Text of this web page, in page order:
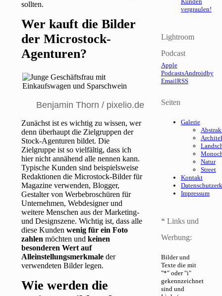
sollten.
Wer kauft die Bilder
der Microstock-
Agenturen?
Benjamin Thorn / pixelio.de
Zunächst ist es wichtig zu wissen, wer
denn überhaupt die Zielgruppen der
Stock-Agenturen bildet. Die
Zielgruppe ist so vielfältig, dass ich
hier nicht annähend alle nennen kann.
Typische Kunden sind beispielsweise
Redaktionen die Microstock-Bilder für
Magazine verwenden, Blogger,
Gestalter von Werbebroschüren für
Unternehmen, Webdesigner und
weitere Menschen aus der Marketing-
und Designszene. Wichtig ist, dass alle
diese Kundenwenig für ein Foto
zahlen möchten undkeinen
besonderen Wert auf
Alleinstellungsmerkmale der
verwendeten Bilder legen.
Wie werden die
vergraulen!
Lightroom
Podcast
Apple
PodcastsAndroidby
EmailRSS
Seiten
Galerie
Natur
Street
Kontakt
Impressum
* Links und
Werbung:
Bilder und
Texte die mit
"*" oder "i"
gekennzeichnet
sind und